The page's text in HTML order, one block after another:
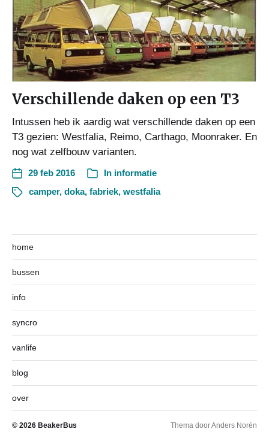
Verschillende daken op een T3
Intussen heb ik aardig wat verschillende daken op een
T3 gezien: Westfalia, Reimo, Carthago, Moonraker. En
nog wat zelfbouw varianten.
29 feb 2016 In informatie
camper, doka, fabriek, westfalia
home
bussen
info
syncro
vanlife
blog
over
© 2026 BeakerBus Thema doorAnders Norén